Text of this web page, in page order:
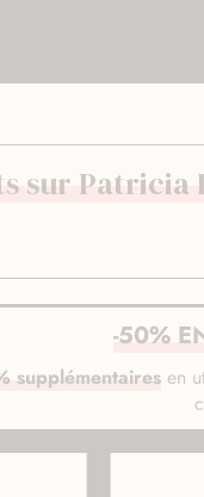
sur Patricia
-50%
supplémentairesen